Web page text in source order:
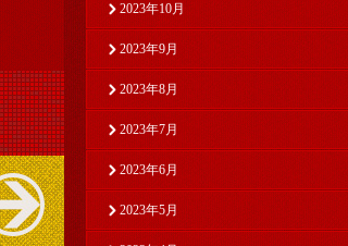
2023年10月
2023年9月
2023年8月
2023年7月
2023年6月
2023年5月